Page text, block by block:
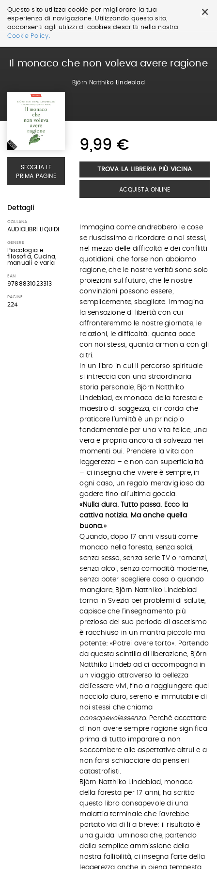
×
Questo sito utilizza cookie per migliorare la tua
esperienza di navigazione. Utilizzando questo sito,
acconsenti agli utilizzi di cookies descritti nella nostra
Cookie Policy.
Salta
SaltaIl monaco che non voleva avere ragione
Björn Natthiko Lindeblad
SFOGLIA LE
PRIMA PAGINE
Dettagli
COLLANA
AUDIOLIBRI LIQUIDI
GENERE
Psicologia e
filosofia, Cucina,
manuali e varia
EAN
9788831023313
PAGINE
224
9,99 €
TROVA LA LIBRERIA PIÙ VICINA
ACQUISTA ONLINE
Immagina come andrebbero le cose
se riuscissimo a ricordare a noi stessi,
nel mezzo delle difficoltà e dei conflitti
quotidiani, che forse non abbiamo
ragione, che le nostre verità sono solo
proiezioni sul futuro, che le nostre
convinzioni possono essere,
semplicemente, sbagliate. Immagina
la sensazione di libertà con cui
affronteremmo le nostre giornate, le
relazioni, le difficoltà: quanta pace
con noi stessi, quanta armonia con gli
altri.
In un libro in cui il percorso spirituale
si intreccia con una straordinaria
storia personale, Björn Natthiko
Lindeblad, ex monaco della foresta e
maestro di saggezza, ci ricorda che
praticare l’umiltà è un principio
fondamentale per una vita felice, una
vera e propria ancora di salvezza nei
momenti bui. Prendere la vita con
leggerezza – e non con superficialità
– ci insegna che vivere è sempre, in
ogni caso, un regalo meraviglioso da
godere fino all’ultima goccia.
«Nulla dura. Tutto passa. Ecco la
cattiva notizia. Ma anche quella
buona.»
Quando, dopo 17 anni vissuti come
monaco nella foresta, senza soldi,
senza sesso, senza serie TV o romanzi,
senza alcol, senza comodità moderne,
senza poter scegliere cosa o quando
mangiare, Björn Natthiko Lindeblad
torna in Svezia per problemi di salute,
capisce che l’insegnamento più
prezioso del suo periodo di ascetismo
è racchiuso in un mantra piccolo ma
potente: «Potrei avere torto». Partendo
da questa scintilla di liberazione, Björn
Natthiko Lindeblad ci accompagna in
un viaggio attraverso la bellezza
dell’essere vivi, fino a raggiungere quel
nocciolo duro, sereno e immutabile di
noi stessi che chiama
consapevolessenza. Perché accettare
di non avere sempre ragione significa
prima di tutto imparare a non
soccombere alle aspettative altrui e a
non farsi schiacciare da pensieri
catastrofisti.
Björn Natthiko Lindeblad, monaco
della foresta per 17 anni, ha scritto
questo libro consapevole di una
malattia terminale che l’avrebbe
portato via di lì a breve: il risultato è
una guida luminosa che, partendo
dalla semplice ammissione della
nostra fallibilità, ci insegna l’arte della
leggerezza anche in piena tempesta,